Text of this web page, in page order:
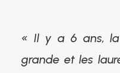
« Il y a 6 ans, la
grande et les